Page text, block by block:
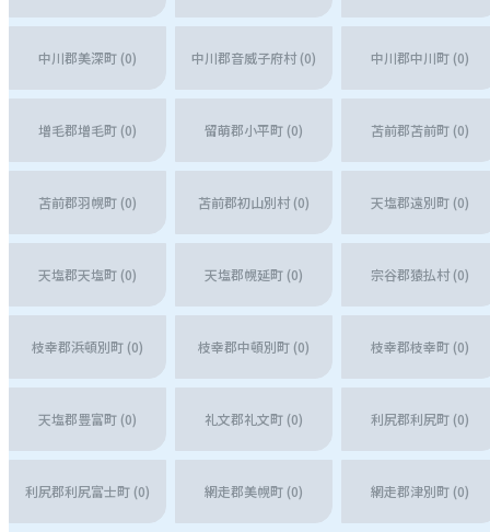
中川郡美深町 (0) 中川郡音威子府村 (0) 中川郡中川町 (0)
増毛郡増毛町 (0) 留萌郡小平町 (0) 苫前郡苫前町 (0)
苫前郡羽幌町 (0) 苫前郡初山別村 (0) 天塩郡遠別町 (0)
天塩郡天塩町 (0) 天塩郡幌延町 (0) 宗谷郡猿払村 (0)
枝幸郡浜頓別町 (0) 枝幸郡中頓別町 (0) 枝幸郡枝幸町 (0)
天塩郡豊富町 (0) 礼文郡礼文町 (0) 利尻郡利尻町 (0)
利尻郡利尻富士町 (0) 網走郡美幌町 (0) 網走郡津別町 (0)